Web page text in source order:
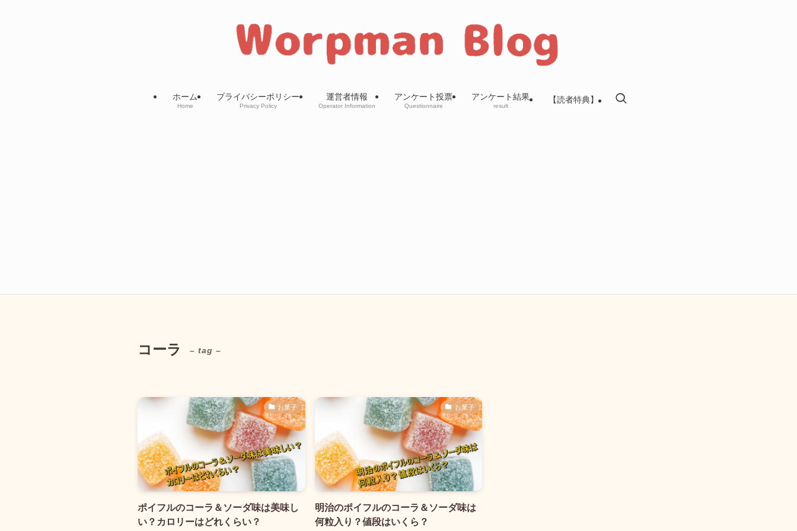
ホーム
Home
プライバシーポリシー
Privacy Policy
運営者情報
Operator Information
アンケート投票
Questionnaire
アンケート結果
result
【読者特典】
コーラ – tag –
お菓子
ポイフルのコーラ＆ソーダ味は美味し
い？カロリーはどれくらい？
お菓子
明治のポイフルのコーラ＆ソーダ味は
何粒入り？値段はいくら？